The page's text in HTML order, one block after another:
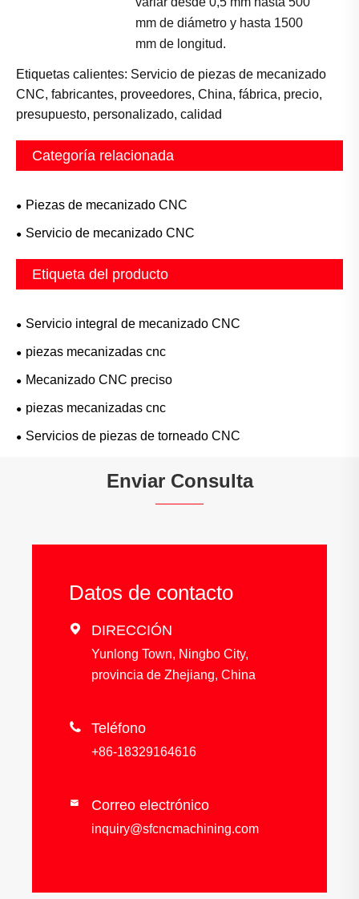
mm de diámetro y hasta 1500
mm de longitud.
Etiquetas calientes: Servicio de piezas de mecanizado
CNC, fabricantes, proveedores, China, fábrica, precio,
presupuesto, personalizado, calidad
Categoría relacionada
Piezas de mecanizado CNC
Servicio de mecanizado CNC
Etiqueta del producto
Servicio integral de mecanizado CNC
piezas mecanizadas cnc
Mecanizado CNC preciso
piezas mecanizadas cnc
Servicios de piezas de torneado CNC
Enviar Consulta
Datos de contacto
 DIRECCIÓN
Yunlong Town, Ningbo City,
provincia de Zhejiang, China
 Teléfono
+86-18329164616
 Correo electrónico
inquiry@sfcncmachining.com